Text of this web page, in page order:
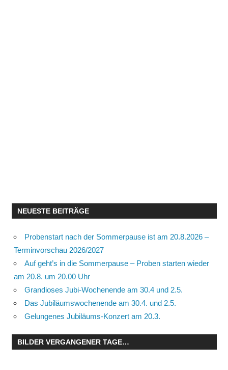
NEUESTE BEITRÄGE
Probenstart nach der Sommerpause ist am 20.8.2026 –
Terminvorschau 2026/2027
Auf geht’s in die Sommerpause – Proben starten wieder
am 20.8. um 20.00 Uhr
Grandioses Jubi-Wochenende am 30.4 und 2.5.
Das Jubiläumswochenende am 30.4. und 2.5.
Gelungenes Jubiläums-Konzert am 20.3.
BILDER VERGANGENER TAGE…